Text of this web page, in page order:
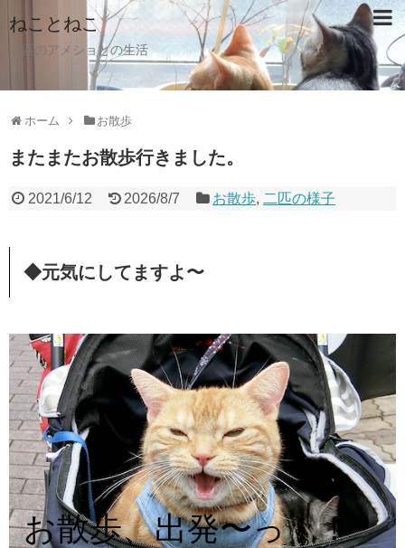
ねことねこ
２匹のアメショとの生活
ホーム お散歩
またまたお散歩行きました。
2021/6/12 2026/8/7 お散歩, 二匹の様子
◆元気にしてますよ〜
お散歩、出発〜っ！！